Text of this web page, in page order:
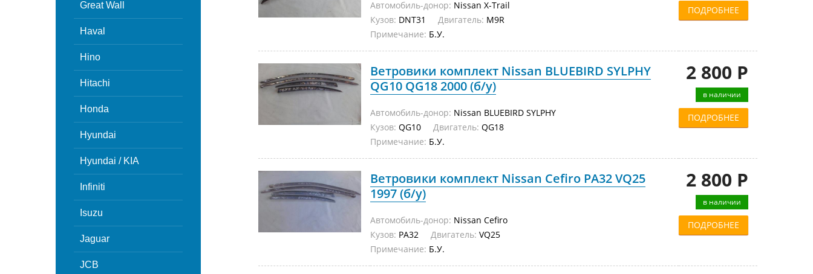
Great Wall
Haval
Hino
Hitachi
Honda
Hyundai
Hyundai / KIA
Infiniti
Isuzu
Jaguar
JCB
Автомобиль-донор: Nissan X-Trail
Кузов: DNT31 Двигатель: M9R
Примечание: Б.У.
ПОДРОБНЕЕ
Ветровики комплект Nissan BLUEBIRD SYLPHY
QG10 QG18 2000 (б/у)
Автомобиль-донор: Nissan BLUEBIRD SYLPHY
Кузов: QG10 Двигатель: QG18
Примечание: Б.У.
2 800 Р
в наличии
ПОДРОБНЕЕ
Ветровики комплект Nissan Cefiro PA32 VQ25
1997 (б/у)
Автомобиль-донор: Nissan Cefiro
Кузов: PA32 Двигатель: VQ25
Примечание: Б.У.
2 800 Р
в наличии
ПОДРОБНЕЕ